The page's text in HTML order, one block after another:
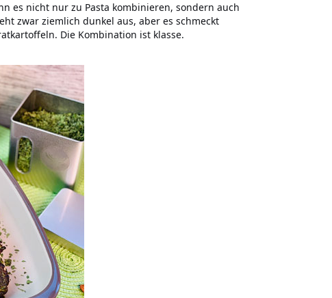
es nicht nur zu Pasta kombinieren, sondern auch
zwar ziemlich dunkel aus, aber es schmeckt
Die Kombination ist klasse.